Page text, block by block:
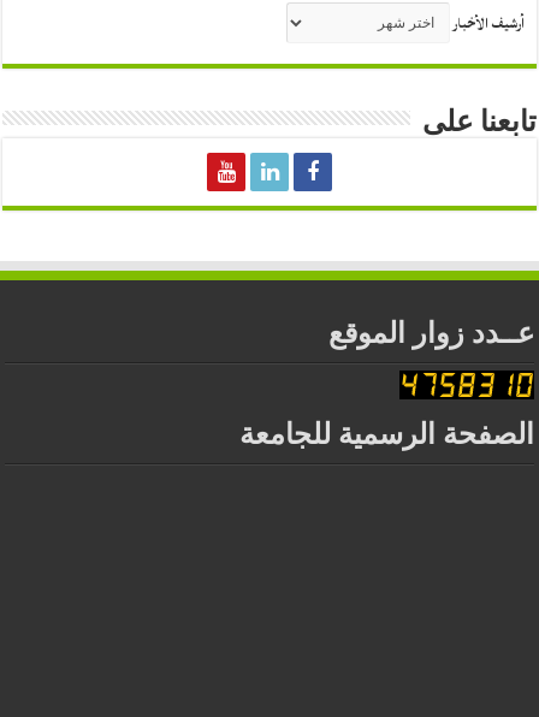
أرشيف الأخبار
تابعنا على
عــدد زوار الموقع
الصفحة الرسمية للجامعة